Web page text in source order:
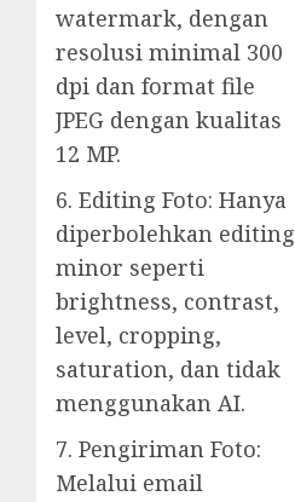
watermark, dengan
resolusi minimal 300
dpi dan format file
JPEG dengan kualitas
12 MP.
6. Editing Foto: Hanya
diperbolehkan editing
minor seperti
brightness, contrast,
level, cropping,
saturation, dan tidak
menggunakan AI.
7. Pengiriman Foto:
Melalui email